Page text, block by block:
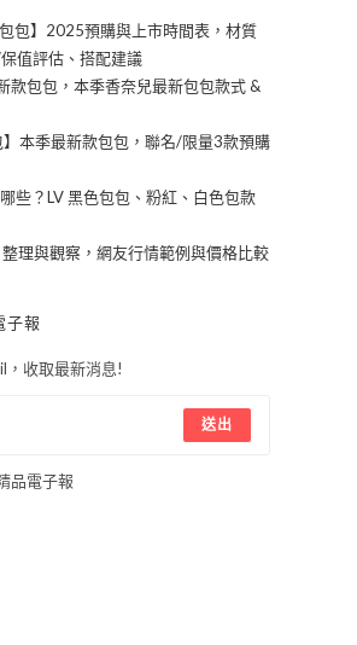
包包】2025預購與上市時間表，材質
值評估、搭配建議
款包包，本季香奈兒最新包包款式 &
】本季最新款包包，聯名/限量3款預購
些？LV 黑色包包、粉紅、白色包款
理與觀察，網友行情範例與價格比較
子報
，收取最新消息!
送出
品電子報